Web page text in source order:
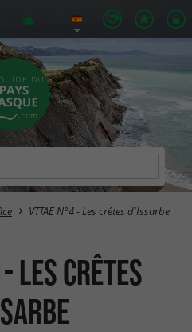
VTTAE N°4 - Les crêtes d'Issarbe
- Les crêtes